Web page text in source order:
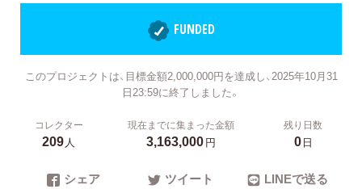
FUNDED
このプロジェクトは、目標金額2,000,000円を達成し、2025年10月31
日23:59に終了しました。
コレクター
209人
現在までに集まった金額
3,163,000円
残り日数
0日
シェア ツイート LINEで送る